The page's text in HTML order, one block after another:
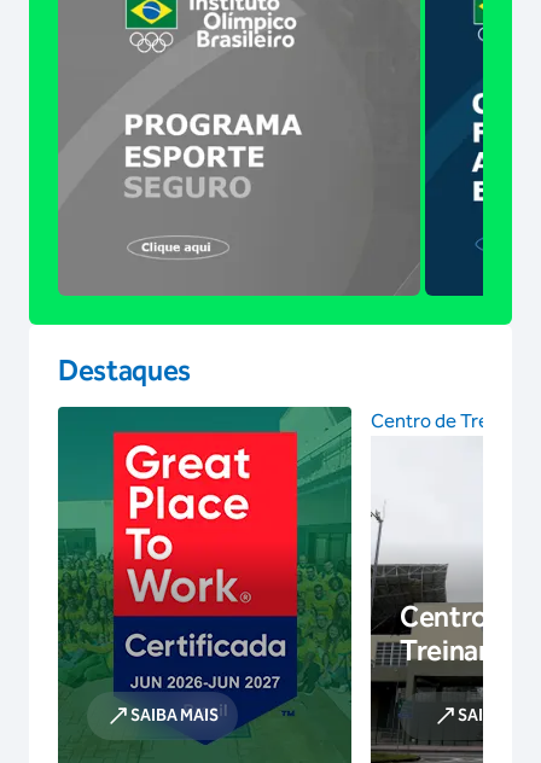
Destaques
SAIBA MAIS
Centro de
Centro de
SAIBA